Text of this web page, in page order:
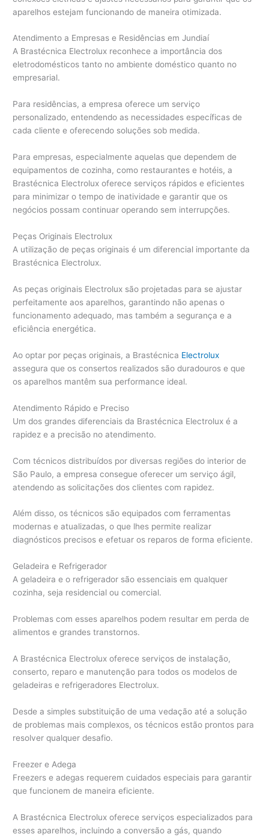
aparelhos estejam funcionando de maneira otimizada.
Atendimento a Empresas e Residências em Jundiaí
A Brastécnica Electrolux reconhece a importância dos
eletrodomésticos tanto no ambiente doméstico quanto no
empresarial.
Para residências, a empresa oferece um serviço
personalizado, entendendo as necessidades específicas de
cada cliente e oferecendo soluções sob medida.
Para empresas, especialmente aquelas que dependem de
equipamentos de cozinha, como restaurantes e hotéis, a
Brastécnica Electrolux oferece serviços rápidos e eficientes
para minimizar o tempo de inatividade e garantir que os
negócios possam continuar operando sem interrupções.
Peças Originais Electrolux
A utilização de peças originais é um diferencial importante da
Brastécnica Electrolux.
As peças originais Electrolux são projetadas para se ajustar
perfeitamente aos aparelhos, garantindo não apenas o
funcionamento adequado, mas também a segurança e a
eficiência energética.
Ao optar por peças originais, a Brastécnica Electrolux
assegura que os consertos realizados são duradouros e que
os aparelhos mantêm sua performance ideal.
Atendimento Rápido e Preciso
Um dos grandes diferenciais da Brastécnica Electrolux é a
rapidez e a precisão no atendimento.
Com técnicos distribuídos por diversas regiões do interior de
São Paulo, a empresa consegue oferecer um serviço ágil,
atendendo as solicitações dos clientes com rapidez.
Além disso, os técnicos são equipados com ferramentas
modernas e atualizadas, o que lhes permite realizar
diagnósticos precisos e efetuar os reparos de forma eficiente.
Geladeira e Refrigerador
A geladeira e o refrigerador são essenciais em qualquer
cozinha, seja residencial ou comercial.
Problemas com esses aparelhos podem resultar em perda de
alimentos e grandes transtornos.
A Brastécnica Electrolux oferece serviços de instalação,
conserto, reparo e manutenção para todos os modelos de
geladeiras e refrigeradores Electrolux.
Desde a simples substituição de uma vedação até a solução
de problemas mais complexos, os técnicos estão prontos para
resolver qualquer desafio.
Freezer e Adega
Freezers e adegas requerem cuidados especiais para garantir
que funcionem de maneira eficiente.
A Brastécnica Electrolux oferece serviços especializados para
esses aparelhos, incluindo a conversão a gás, quando